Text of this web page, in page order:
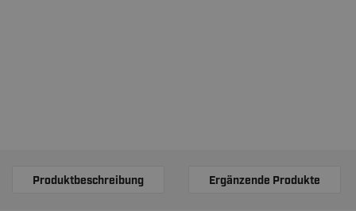
Produktbeschreibung Ergänzende Produkte